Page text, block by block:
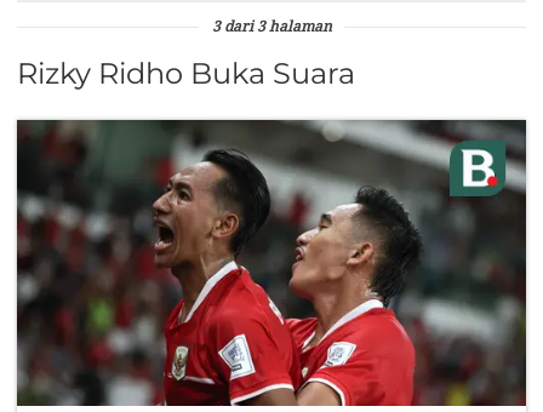
3 dari 3 halaman
Rizky Ridho Buka Suara